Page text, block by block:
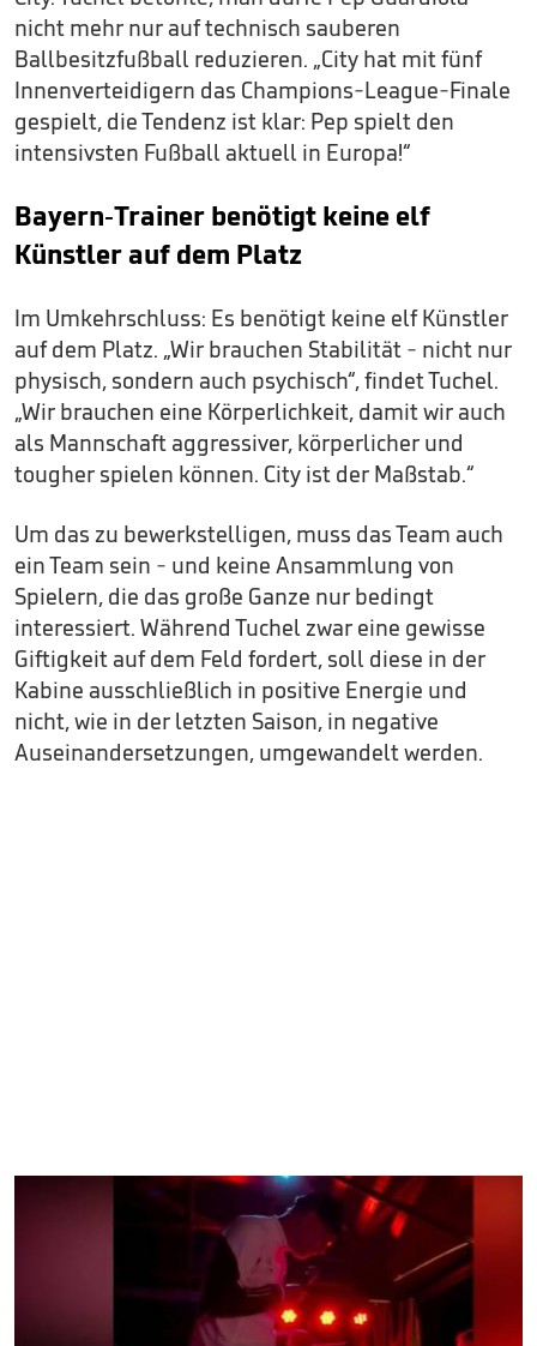
nicht mehr nur auf technisch sauberen
Ballbesitzfußball reduzieren. „City hat mit fünf
Innenverteidigern das Champions-League-Finale
gespielt, die Tendenz ist klar: Pep spielt den
intensivsten Fußball aktuell in Europa!“
Bayern-Trainer benötigt keine elf
Künstler auf dem Platz
Im Umkehrschluss: Es benötigt keine elf Künstler
auf dem Platz. „Wir brauchen Stabilität - nicht nur
physisch, sondern auch psychisch“, findet Tuchel.
„Wir brauchen eine Körperlichkeit, damit wir auch
als Mannschaft aggressiver, körperlicher und
tougher spielen können. City ist der Maßstab.“
Um das zu bewerkstelligen, muss das Team auch
ein Team sein - und keine Ansammlung von
Spielern, die das große Ganze nur bedingt
interessiert. Während Tuchel zwar eine gewisse
Giftigkeit auf dem Feld fordert, soll diese in der
Kabine ausschließlich in positive Energie und
nicht, wie in der letzten Saison, in negative
Auseinandersetzungen, umgewandelt werden.